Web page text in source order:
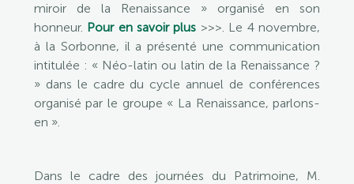
miroir de la Renaissance » organisé en son
honneur. Pour en savoir plus >>>. Le 4 novembre,
à la Sorbonne, il a présenté une communication
intitulée : « Néo-latin ou latin de la Renaissance ?
» dans le cadre du cycle annuel de conférences
organisé par le groupe « La Renaissance, parlons-
en ».
Dans le cadre des journées du Patrimoine, M.